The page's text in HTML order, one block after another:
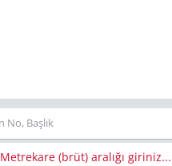
Metrekare (brüt) aralığı giriniz...